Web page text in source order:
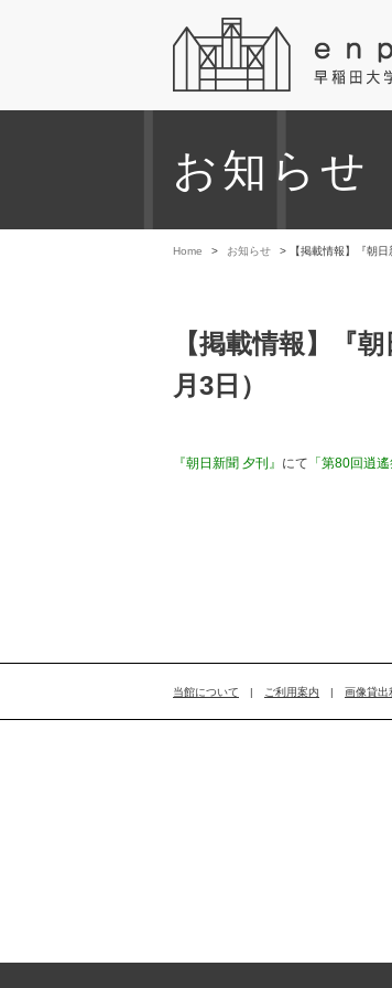
お知らせ
Home > お知らせ > 【掲載情報】『朝日
【掲載情報】『
月3日）
『朝日新聞 夕刊』 にて 「第80回逍遙
当館について | ご利用案内 | 画像貸出